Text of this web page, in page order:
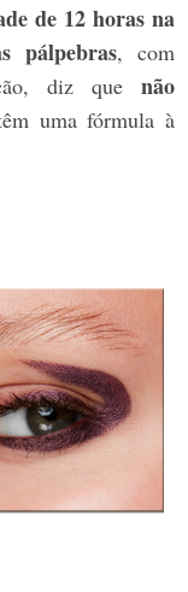
de 12 horas na
pálpebras, com
diz que não
uma fórmula à